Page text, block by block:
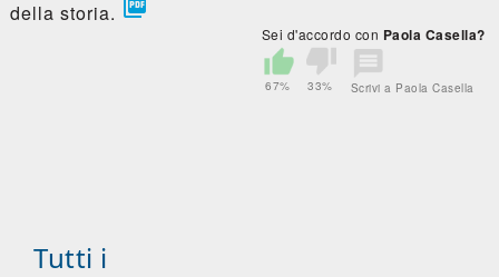
della storia. 
Sei d'accordo con Paola Casella?
67% 33% Scrivi a Paola Casella
Tutti i